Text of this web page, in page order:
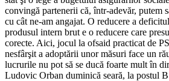
convingă partenerii că, într-adevăr, putem
cu cât ne-am angajat. O reducere a
produsul intern brut e o reducere care
corecte. Aici, jocul la ofsaid practicat de
nesfârşit a adoptării unor măsuri face un
lucrurile nu pot să se ducă foarte mult în
Ludovic Orban duminică seară, la postul